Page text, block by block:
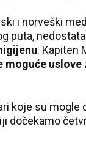
i norveški
puta,
. Kapiten
moguće uslove
koje su mogle
dočekamo